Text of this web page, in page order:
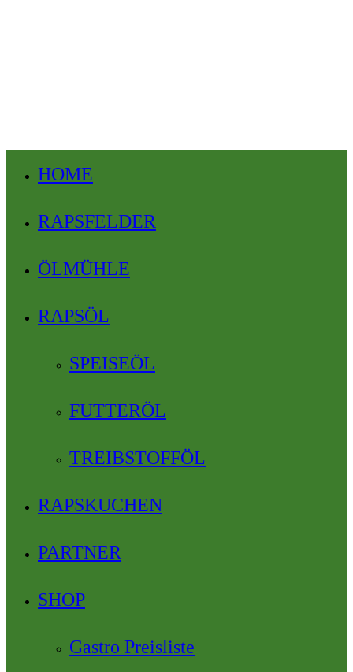
HOME
RAPSFELDER
ÖLMÜHLE
RAPSÖL
SPEISEÖL
FUTTERÖL
TREIBSTOFFÖL
RAPSKUCHEN
PARTNER
SHOP
Gastro Preisliste